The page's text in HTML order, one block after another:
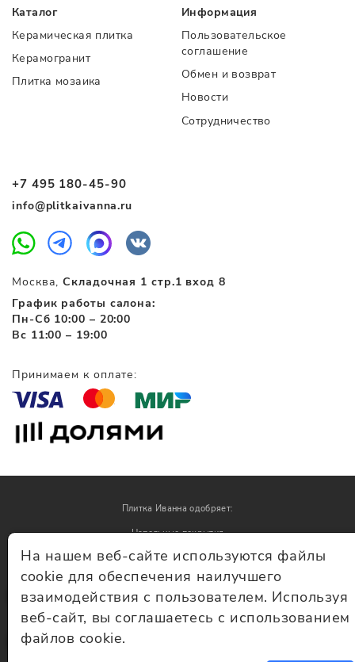
+7 495 180-45-90
info@plitkaivanna.ru
Москва,Складочная 1 стр.1 вход 8
График работы салона:
Пн-Сб 10:00 – 20:00
Вс 11:00 – 19:00
Каталог
Керамическая плитка
Керамогранит
Плитка мозаика
Информация
Пользовательское
соглашение
Обмен и возврат
Новости
Сотрудничество
Принимаем к оплате:
© Плитка Иванна 2026 - плитка и керамогранит
Плитка Иванна одобряет:
Напольные покрытия
Обои
На нашем веб-сайте используются файлы
cookie для обеспечения наилучшего
взаимодействия с пользователем. Используя
веб-сайт, вы соглашаетесь с использованием
файлов cookie.